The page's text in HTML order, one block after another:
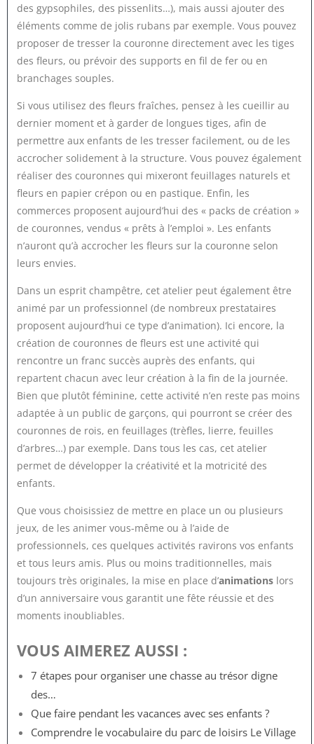
des gypsophiles, des pissenlits…), mais aussi ajouter des
éléments comme de jolis rubans par exemple. Vous pouvez
proposer de tresser la couronne directement avec les tiges
des fleurs, ou prévoir des supports en fil de fer ou en
branchages souples.
Si vous utilisez des fleurs fraîches, pensez à les cueillir au
dernier moment et à garder de longues tiges, afin de
permettre aux enfants de les tresser facilement, ou de les
accrocher solidement à la structure. Vous pouvez également
réaliser des couronnes qui mixeront feuillages naturels et
fleurs en papier crépon ou en pastique. Enfin, les
commerces proposent aujourd’hui des « packs de création »
de couronnes, vendus « prêts à l’emploi ». Les enfants
n’auront qu’à accrocher les fleurs sur la couronne selon
leurs envies.
Dans un esprit champêtre, cet atelier peut également être
animé par un professionnel (de nombreux prestataires
proposent aujourd’hui ce type d’animation). Ici encore, la
création de couronnes de fleurs est une activité qui
rencontre un franc succès auprès des enfants, qui
repartent chacun avec leur création à la fin de la journée.
Bien que plutôt féminine, cette activité n’en reste pas moins
adaptée à un public de garçons, qui pourront se créer des
couronnes de rois, en feuillages (trèfles, lierre, feuilles
d’arbres…) par exemple. Dans tous les cas, cet atelier
permet de développer la créativité et la motricité des
enfants.
Que vous choisissiez de mettre en place un ou plusieurs
jeux, de les animer vous-même ou à l’aide de
professionnels, ces quelques activités ravirons vos enfants
et tous leurs amis. Plus ou moins traditionnelles, mais
toujours très originales, la mise en place d’animationslors
d’un anniversaire vous garantit une fête réussie et des
moments inoubliables.
VOUS AIMEREZ AUSSI :
7 étapes pour organiser une chasse au trésor digne
des…
Que faire pendant les vacances avec ses enfants ?
Comprendre le vocabulaire du parc de loisirs Le Village